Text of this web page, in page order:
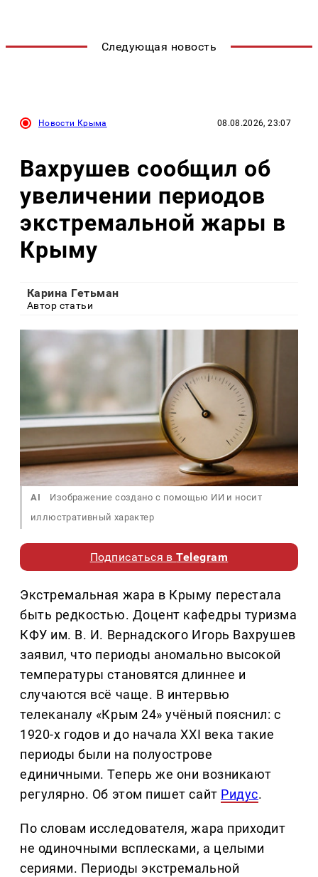
Следующая новость
Новости Крыма 08.08.2026, 23:07
Вахрушев сообщил об
увеличении периодов
экстремальной жары в
Крыму
Карина Гетьман
Автор статьи
AI
Изображение создано с помощью ИИ и носит
иллюстративный характер
Подписаться вTelegram
Экстремальная жара в Крыму перестала
быть редкостью. Доцент кафедры туризма
КФУ им. В. И. Вернадского Игорь Вахрушев
заявил, что периоды аномально высокой
температуры становятся длиннее и
случаются всё чаще. В интервью
телеканалу «Крым 24» учёный пояснил: с
1920-х годов и до начала XXI века такие
периоды были на полуострове
единичными. Теперь же они возникают
регулярно. Об этом пишет сайт Ридус.
По словам исследователя, жара приходит
не одиночными всплесками, а целыми
сериями. Периоды экстремальной